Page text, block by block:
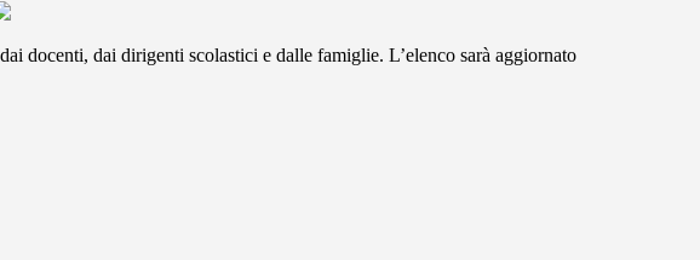
docenti, dai dirigenti scolastici e dalle famiglie. L’elenco sarà aggiornato